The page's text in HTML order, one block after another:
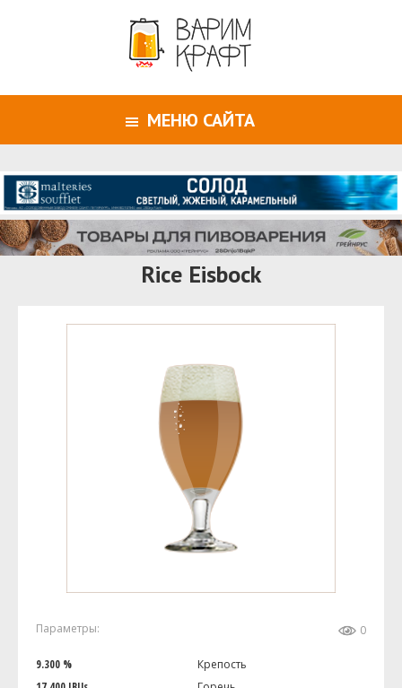
МЕНЮ САЙТА
Rice Eisbock
Параметры: 0
9.300 %
Крепость